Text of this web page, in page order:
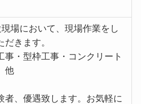
場において、現場作業をし
だきます。
事・型枠工事・コンクリート
他
、優遇致します。お気軽に